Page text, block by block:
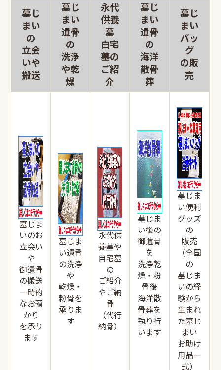
墓じ
まい
の
立会
いや
搬送
墓じ
まい
遺骨
の
洗浄
や乾
燥
永代
供養
墓
自宅
墓の
ご紹
介
墓じ
まい
遺骨
の
海洋
散骨
葬
墓じ
まい
バッ
グ
の販
売
墓じま
いのお
立会い
や
御遺骨
の搬送
一時的
なお預
かり
を承り
ます
墓じま
い遺骨
の洗浄
や
乾燥・
粉骨を
承りま
す
永代供
養墓や
自宅墓
の
ご紹介
やご納
骨
（代行
納骨）
墓じま
い後の
御遺骨
を
洗浄乾
燥・粉
骨後
海洋散
骨葬を
執り行
います
墓じま
い便利
グッズ
の
販売
（全国
の
墓じま
いの経
験から
生まれ
た墓じ
まい
お助け
用品一
式）